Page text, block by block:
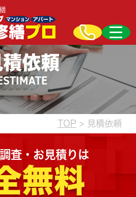
依頼
TOP > 見積依頼
査・お見積りは
無料